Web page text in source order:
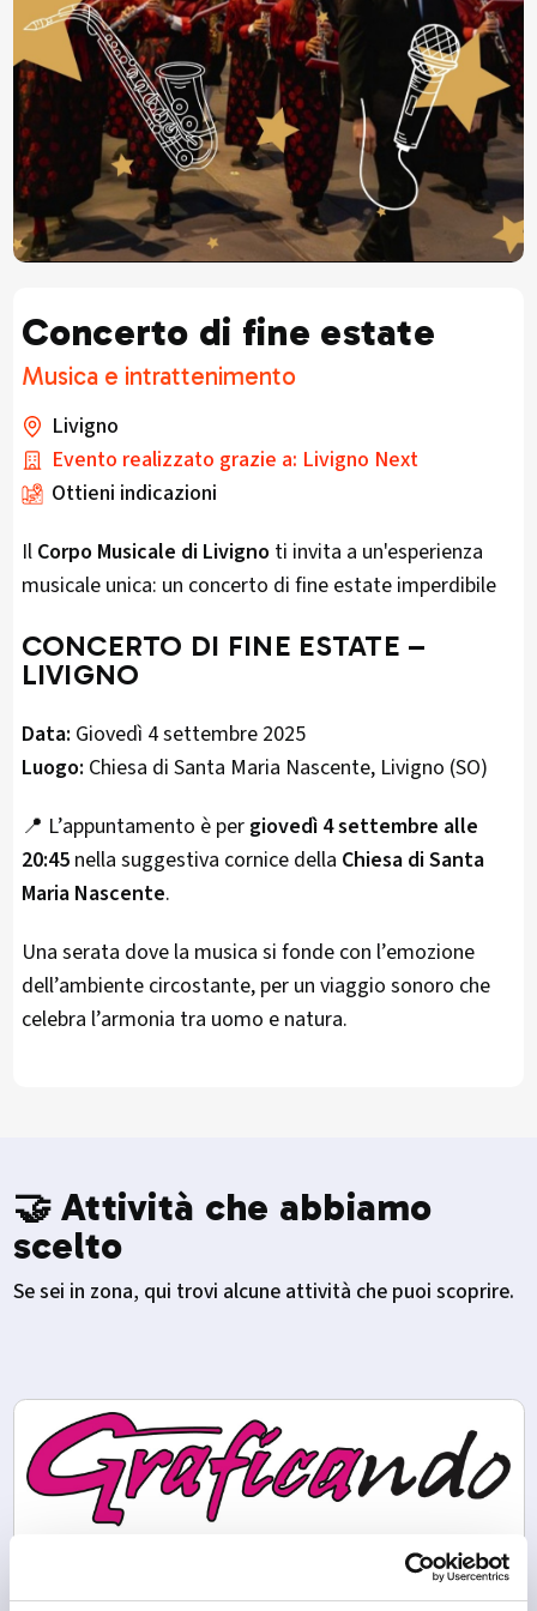
Concerto di fine estate
Musica e intrattenimento
Livigno
Evento realizzato grazie a: Livigno Next
Ottieni indicazioni
Il Corpo Musicale di Livigno ti invita a un'esperienza
musicale unica: un concerto di fine estate imperdibile
CONCERTO DI FINE ESTATE –
LIVIGNO
Data: Giovedì 4 settembre 2025
Luogo: Chiesa di Santa Maria Nascente, Livigno (SO)
📍 L’appuntamento è per giovedì 4 settembre alle
20:45nella suggestiva cornice della Chiesa di Santa
Maria Nascente.
Una serata dove la musica si fonde con l’emozione
dell’ambiente circostante, per un viaggio sonoro che
celebra l’armonia tra uomo e natura.
🤝 Attività che abbiamo
scelto
Se sei in zona, qui trovi alcune attività che puoi scoprire.
Graficando